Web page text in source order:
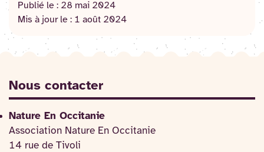
Publié le : 28 mai 2024
Mis à jour le : 1 août 2024
Nous contacter
Nature En Occitanie
Association Nature En Occitanie
14 rue de Tivoli